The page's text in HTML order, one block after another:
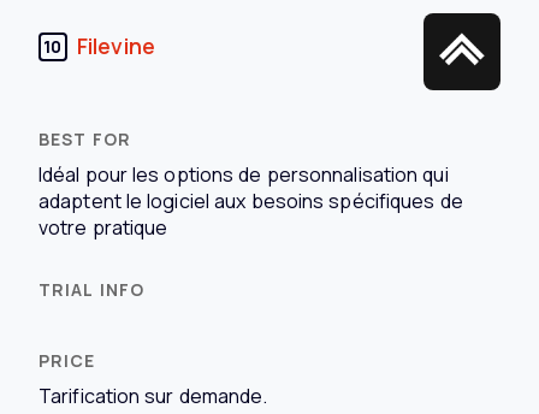
10 Filevine
Idéal pour les options de personnalisation qui
adaptent le logiciel aux besoins spécifiques de
votre pratique
Tarification sur demande.